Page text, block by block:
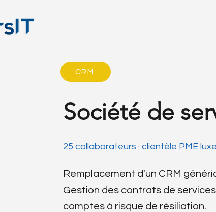
CRM
Société de
25 collaborateurs · clientèle PME
Remplacement d'un CRM
Gestion des contrats de
comptes à risque de résiliation.